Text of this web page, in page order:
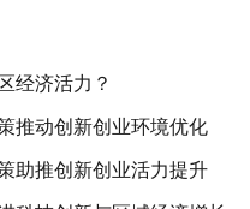
经济活力？
推动创新创业环境优化
助推创新创业活力提升